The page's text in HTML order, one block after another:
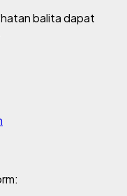
balita dapat